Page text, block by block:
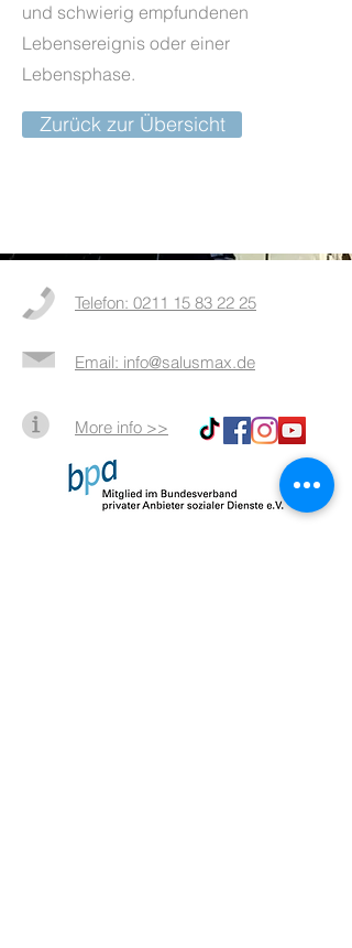
und schwierig empfundenen
Lebensereignis oder einer
Lebensphase.
Zurück zur Übersicht
Telefon: 0211 15 83 22 25
Email: info@salusmax.de
More info >>